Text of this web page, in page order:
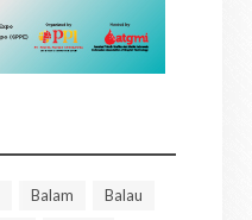
Balam
Balau